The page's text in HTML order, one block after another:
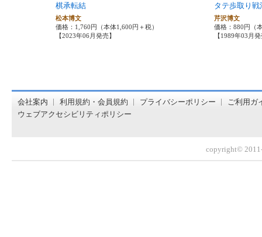
棋承転結
松本博文
価格：1,760円（本体1,600円＋税）
【2023年06月発売】
タテ歩取り戦
芹沢博文
価格：880円（
【1989年03月
会社案内 利用規約・会員規約 プライバシーポリシー
ご利用ガ
ウェブアクセシビリティポリシー
copyright©